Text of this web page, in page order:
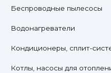
Беспроводные пылесосы
Водонагреватели
Кондиционеры, сплит-
Котлы, насосы для